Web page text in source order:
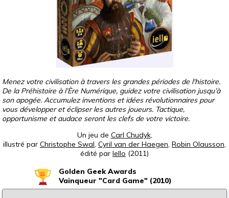
Menez votre civilisation à travers les grandes périodes de l'histoire.
De la Préhistoire à l’Ère Numérique, guidez votre civilisation jusqu’à
son apogée. Accumulez inventions et idées révolutionnaires pour
vous développer et éclipser les autres joueurs. Tactique,
opportunisme et audace seront les clefs de votre victoire.
Un jeu de Carl Chudyk,
illustré par Christophe Swal, Cyril van der Haegen, Robin Olausson,
édité par Iello (2011)
Golden Geek Awards
Vainqueur "Card Game" (2010)